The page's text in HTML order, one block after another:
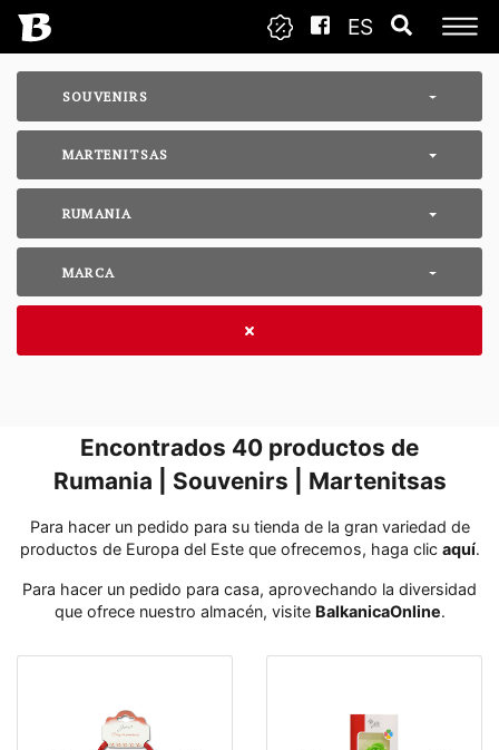
ES
SOUVENIRS
MARTENITSAS
RUMANIA
MARCA
Encontrados 40 productos de
Rumania | Souvenirs | Martenitsas
Para hacer un pedido para su tienda de la gran variedad de
productos de Europa del Este que ofrecemos, haga clic aquí․
Para hacer un pedido para casa, aprovechando la diversidad
que ofrece nuestro almacén, visite BalkanicaOnline․